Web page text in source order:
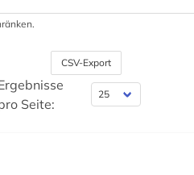
CSV-Export
Seite: